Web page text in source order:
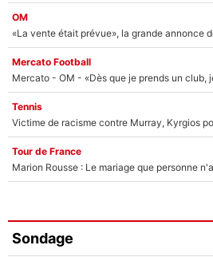
OM
«La vente était prévue», la grande annonce
Mercato Football
Tennis
Tour de France
Marion Rousse : Le mariage que personne
Sondage